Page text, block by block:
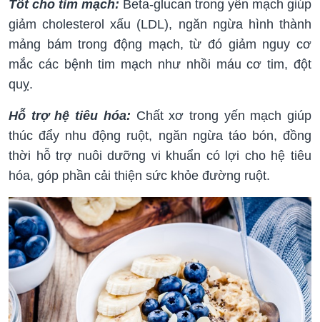
Tốt cho tim mạch: Beta-glucan trong yến mạch giúp
giảm cholesterol xấu (LDL), ngăn ngừa hình thành
mảng bám trong động mạch, từ đó giảm nguy cơ
mắc các bệnh tim mạch như nhồi máu cơ tim, đột
quỵ.
Hỗ trợ hệ tiêu hóa: Chất xơ trong yến mạch giúp
thúc đẩy nhu động ruột, ngăn ngừa táo bón, đồng
thời hỗ trợ nuôi dưỡng vi khuẩn có lợi cho hệ tiêu
hóa, góp phần cải thiện sức khỏe đường ruột.